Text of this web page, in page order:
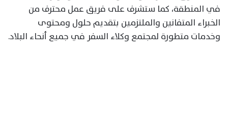
في المنطقة، كما ستشرف على فريق عمل محترف من
الخبراء المتفانين والملتزمين بتقديم حلول ومحتوى
وخدمات متطورة لمجتمع وكلاء السفر في جميع أنحاء البلاد.